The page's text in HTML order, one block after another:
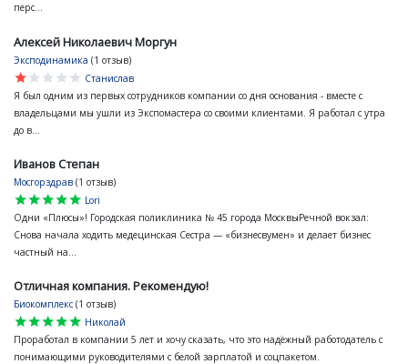
перс...
Алексей Николаевич Моргун
Эксподинамика (1 отзыв)
star
star
star
star
star
Станислав
Я был одним из первых сотрудников компании со дня основания - вместе с
владельцами мы ушли из Экспомастера со своими клиентами. Я работал с утра
до в...
Иванов Степан
Мосгорздрав (1 отзыв)
star
star
star
star
star
Lori
Одни «Плюсы»! Городская поликлиника № 45 города МосквыРечной вокзал:
Снова начала ходить медецинская Сестра — «бизнесвумен» и делает бизнес
частный на...
Отличная компания. Рекомендую!
Биокомплекс (1 отзыв)
star
star
star
star
star
Николай
Проработал в компании 5 лет и хочу сказать, что это надёжный работодатель с
понимающими руководителями с белой зарплатой и соцпакетом.